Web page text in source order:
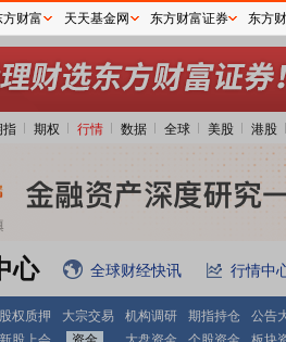
指 期权 行情 数据 全球 美股 港股
心 全球财经快讯 行情中
股权质押 大宗交易 机构调研 期指持仓
公告
方财富 天天基金网 东方财富证券 东方